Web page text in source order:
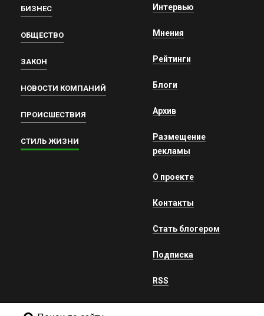
БИЗНЕС
ОБЩЕСТВО
ЗАКОН
НОВОСТИ КОМПАНИЙ
ПРОИСШЕСТВИЯ
СТИЛЬ ЖИЗНИ
Интервью
Мнения
Рейтинги
Блоги
Архив
Размещение
рекламы
О проекте
Контакты
Стать блогером
Подписка
RSS